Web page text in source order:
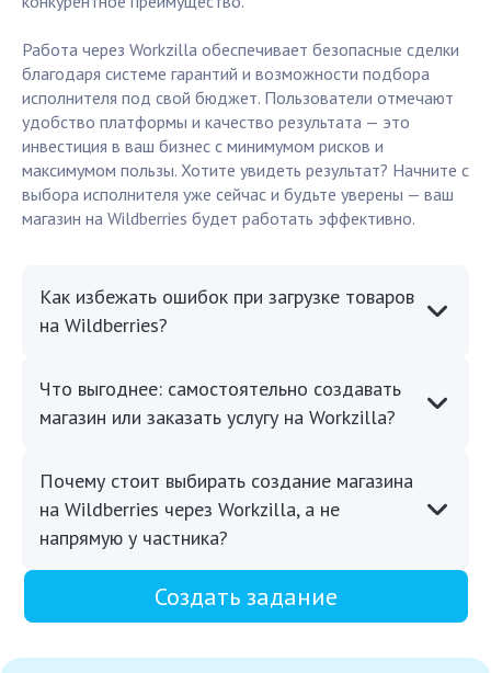
Работа через Workzilla обеспечивает безопасные сделки
благодаря системе гарантий и возможности подбора
исполнителя под свой бюджет. Пользователи отмечают
удобство платформы и качество результата — это
инвестиция в ваш бизнес с минимумом рисков и
максимумом пользы. Хотите увидеть результат? Начните с
выбора исполнителя уже сейчас и будьте уверены — ваш
магазин на Wildberries будет работать эффективно.
Как избежать ошибок при загрузке товаров
на Wildberries?
Что выгоднее: самостоятельно создавать
магазин или заказать услугу на Workzilla?
Почему стоит выбирать создание магазина
на Wildberries через Workzilla, а не
напрямую у частника?
Создать задание